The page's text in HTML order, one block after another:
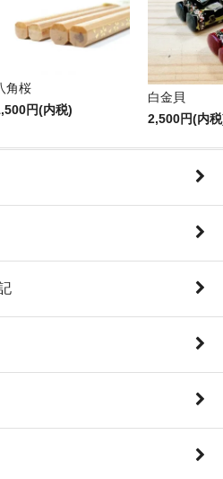
角桜
円(内税)
白金貝
2,500円(内